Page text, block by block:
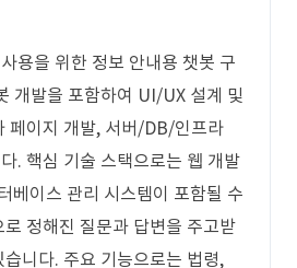
용을 위한 정보 안내용 챗봇 구
개발을 포함하여 UI/UX 설계 및
페이지 개발, 서버/DB/인프라
. 핵심 기술 스택으로는 웹 개발
베이스 관리 시스템이 포함될 수
정해진 질문과 답변을 주고받
니다. 주요 기능으로는 법령,